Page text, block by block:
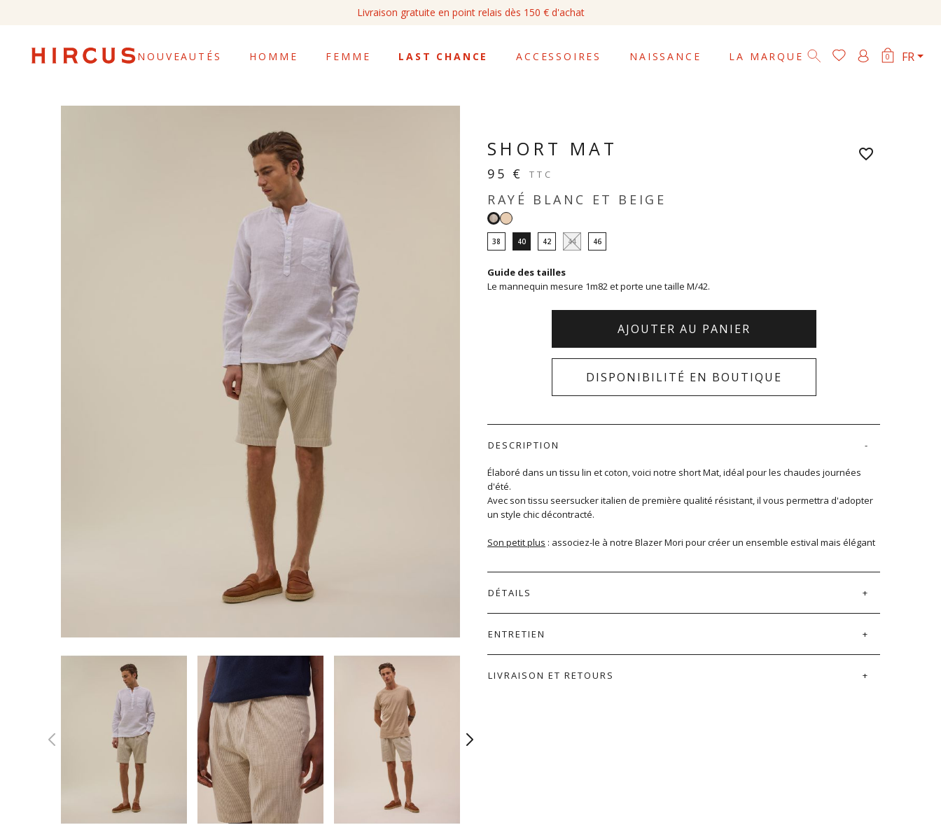
Livraison gratuite en point relais dès 150 € d'achat
NOUVEAUTÉS HOMME FEMME LAST CHANCE ACCESSOIRES NAISSANCE LA MARQUE 0 FR
SHORT MAT
95 € TTC
RAYÉ BLANC ET BEIGE
Rayé
blanc
et
38 40 42 44 46
Guide des tailles
Le mannequin mesure 1m82 et porte une taille M/42.
AJOUTER AU PANIER
DISPONIBILITÉ EN BOUTIQUE
favorite_border
DESCRIPTION
Élaboré dans un tissu lin et coton, voici notre short Mat, idéal pour les chaudes journées
d'été.
Avec son tissu seersucker italien de première qualité résistant, il vous permettra d'adopter
un style chic décontracté.
Son petit plus : associez-le à notre Blazer Mori pour créer un ensemble estival mais élégant
DÉTAILS
ENTRETIEN
LIVRAISON ET RETOURS